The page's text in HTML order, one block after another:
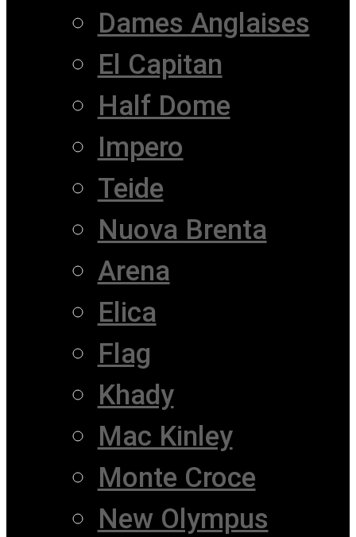
Dames Anglaises
El Capitan
Half Dome
Impero
Teide
Nuova Brenta
Arena
Elica
Flag
Khady
Mac Kinley
Monte Croce
New Olympus